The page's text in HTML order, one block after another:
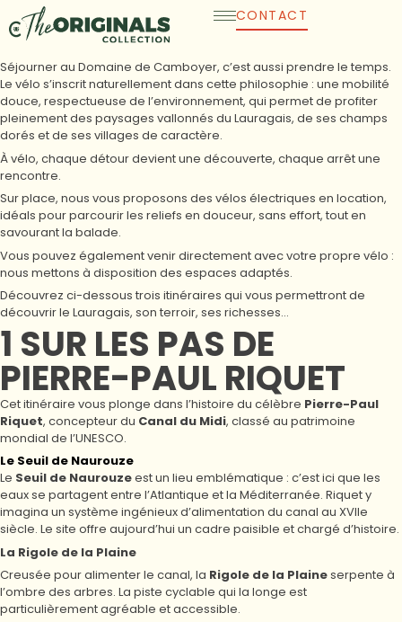
to
content
CONTACT
Séjourner au Domaine de Camboyer, c’est aussi prendre le temps.
Le vélo s’inscrit naturellement dans cette philosophie : une mobilité
douce, respectueuse de l’environnement, qui permet de profiter
pleinement des paysages vallonnés du Lauragais, de ses champs
dorés et de ses villages de caractère.
À vélo, chaque détour devient une découverte, chaque arrêt une
rencontre.
Sur place, nous vous proposons des vélos électriques en location,
idéals pour parcourir les reliefs en douceur, sans effort, tout en
savourant la balade.
Vous pouvez également venir directement avec votre propre vélo :
nous mettons à disposition des espaces adaptés.
Découvrez ci-dessous trois itinéraires qui vous permettront de
découvrir le Lauragais, son terroir, ses richesses…
1️ SUR LES PAS DE
PIERRE-PAUL RIQUET
Cet itinéraire vous plonge dans l’histoire du célèbre Pierre-Paul
Riquet, concepteur du Canal du Midi, classé au patrimoine
mondial de l’UNESCO.
Le Seuil de Naurouze
Le Seuil de Naurouzeest un lieu emblématique : c’est ici que les
eaux se partagent entre l’Atlantique et la Méditerranée. Riquet y
imagina un système ingénieux d’alimentation du canal au XVIIe
siècle. Le site offre aujourd’hui un cadre paisible et chargé d’histoire.
La Rigole de la Plaine
Creusée pour alimenter le canal, la Rigole de la Plaineserpente à
l’ombre des arbres. La piste cyclable qui la longe est
particulièrement agréable et accessible.